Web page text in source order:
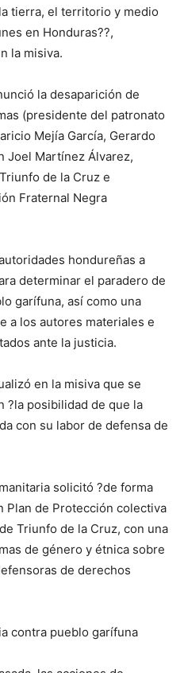
tierra, el territorio y medio
en Honduras??,
la misiva.
la desaparición de
(presidente del patronato
Mejía García, Gerardo
Joel Martínez Álvarez,
de la Cruz e
Fraternal Negra
hondureñas a
determinar el paradero de
garífuna, así como una
a los autores materiales e
ante la justicia.
en la misiva que se
?la posibilidad de que la
con su labor de defensa de
solicitó ?de forma
Plan de Protección colectiva
Triunfo de la Cruz, con una
de género y étnica sobre
de derechos
contra pueblo garífuna